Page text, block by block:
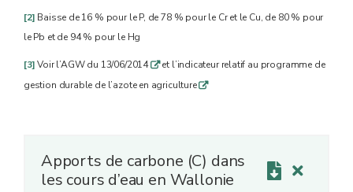
[2] Baisse de 16 % pour le P, de 78 % pour le Cr et le Cu, de 80 % pour
le Pb et de 94 % pour le Hg
[3]Voir l’AGW du 13/06/2014qet l’indicateur relatif au programme de
gestion durable de l’azote en agricultureq
Apports de carbone (C) dans
les cours d’eau en Wallonie